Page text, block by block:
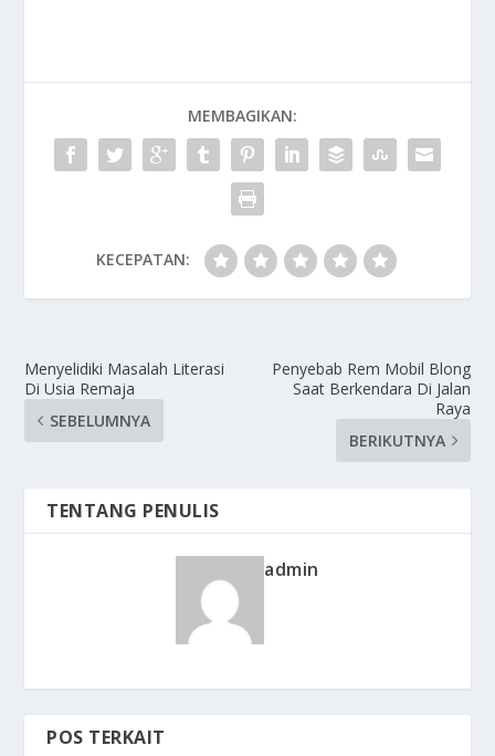
MEMBAGIKAN:
KECEPATAN:
Menyelidiki Masalah Literasi
Di Usia Remaja
SEBELUMNYA
Penyebab Rem Mobil Blong
Saat Berkendara Di Jalan
Raya
BERIKUTNYA
TENTANG PENULIS
admin
POS TERKAIT